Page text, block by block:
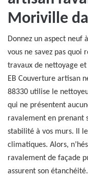
Moriville
Donnez un aspect neuf
vous ne savez pas quoi
travaux de nettoyage
EB Couverture artisan
88330 utilise le
qui ne présentent
ravalement en prenant
stabilité à vos murs. Il
climatiques. Alors,
ravalement de façade
assurent son